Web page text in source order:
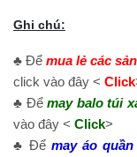
Ghi chú:
♣ Để mua lẻ các
click vào đây < Click
♣ Đểmay balo túi
vào đây < Click>
♣ Để may áo